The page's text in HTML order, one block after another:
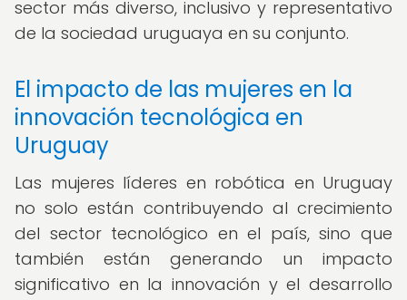
sector más diverso, inclusivo y representativo
de la sociedad uruguaya en su conjunto.
El impacto de las mujeres en la
innovación tecnológica en
Uruguay
Las mujeres líderes en robótica en Uruguay
no solo están contribuyendo al crecimiento
del sector tecnológico en el país, sino que
también están generando un impacto
significativo en la innovación y el desarrollo